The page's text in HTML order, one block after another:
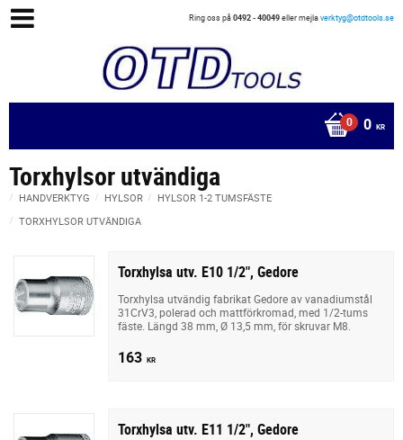
Ring oss på0492 - 40049eller mejlaverktyg@otdtools.se
0 KR
Torxhylsor utvändiga
HANDVERKTYG HYLSOR
HYLSOR 1-2 TUMSFÄSTE
TORXHYLSOR UTVÄNDIGA
Torxhylsa utv. E10 1/2", Gedore
Torxhylsa utvändig fabrikat Gedore av vanadiumstål
31CrV3, polerad och mattförkromad, med 1/2-tums
fäste. Längd 38 mm, Ø 13,5 mm, för skruvar M8.
163 KR
Torxhylsa utv. E11 1/2", Gedore